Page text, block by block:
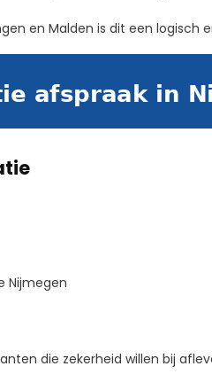
en Malden is dit een logisch
Nijmegen
die zekerheid willen bij